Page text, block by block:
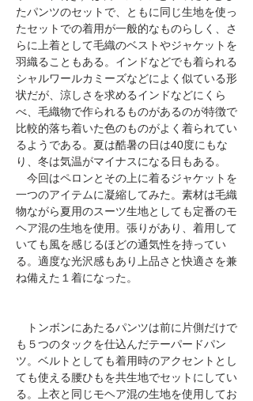
たパンツのセットで、ともに同じ生地を使っ
たセットでの着用が一般的なものらしく、さ
らに上着として毛織のベストやジャケットを
羽織ることもある。インドなどでも着られる
シャルワールカミーズなどによく似ている形
状だが、涼しさを求めるインドなどにくら
べ、毛織物で作られるものがあるのが特徴で
比較的落ち着いた色のものがよく着られてい
るようである。夏は酷暑の日は40度にもな
り、冬は気温がマイナスになる日もある。
​ 今回はペロンとその上に着るジャケットを
一つのアイテムに凝縮してみた。素材は毛織
物ながら夏用のスーツ生地としても定番のモ
ヘア混の生地を使用。張りがあり、着用して
いても風を感じるほどの通気性を持ってい
る。適度な光沢感もあり上品さと快適さを兼
ね備えた１着になった。
トンボンにあたるパンツは前に片側だけで
も５つのタックを仕込んだテーパードパン
ツ。ベルトとしても着用時のアクセントとし
ても使える腰ひもを共生地でセットにしてい
る。上衣と同じモヘア混の生地を使用してお